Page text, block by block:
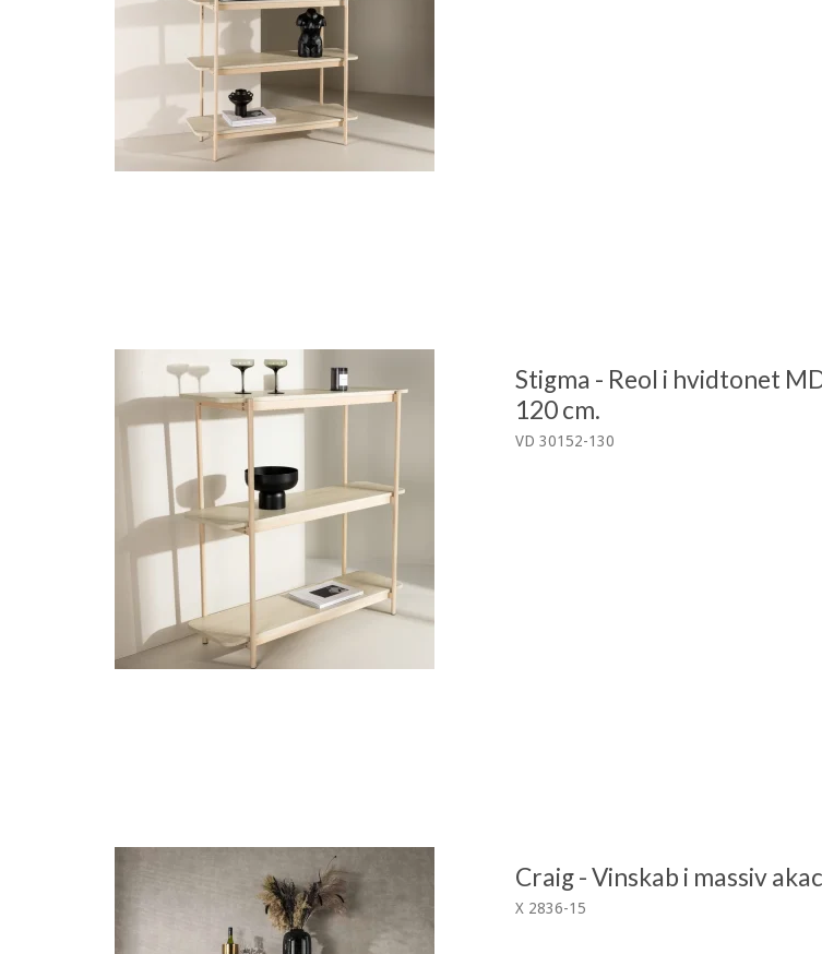
Stigma - Reol i hvidtonet
120 cm.
VD 30152-130
Craig - Vinskab i massiv
X 2836-15